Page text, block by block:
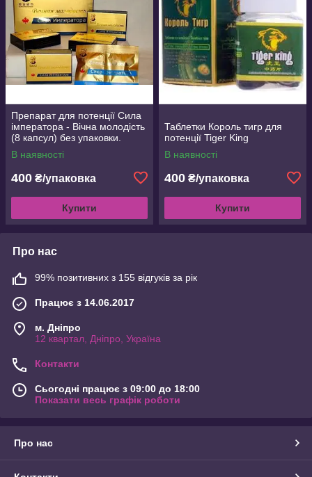
Препарат для потенції Сила
імператора - Вічна молодість
(8 капсул) без упаковки.
В наявності
400 ₴/упаковка
Купити
Таблетки Король тигр для
потенції Tiger King
В наявності
400 ₴/упаковка
Купити
Про нас
99% позитивних з 155 відгуків за рік
Працює з 14.06.2017
м. Дніпро
12 квартал, Дніпро, Україна
Контакти
Сьогодні працює з 09:00 до 18:00
Показати весь графік роботи
Про нас